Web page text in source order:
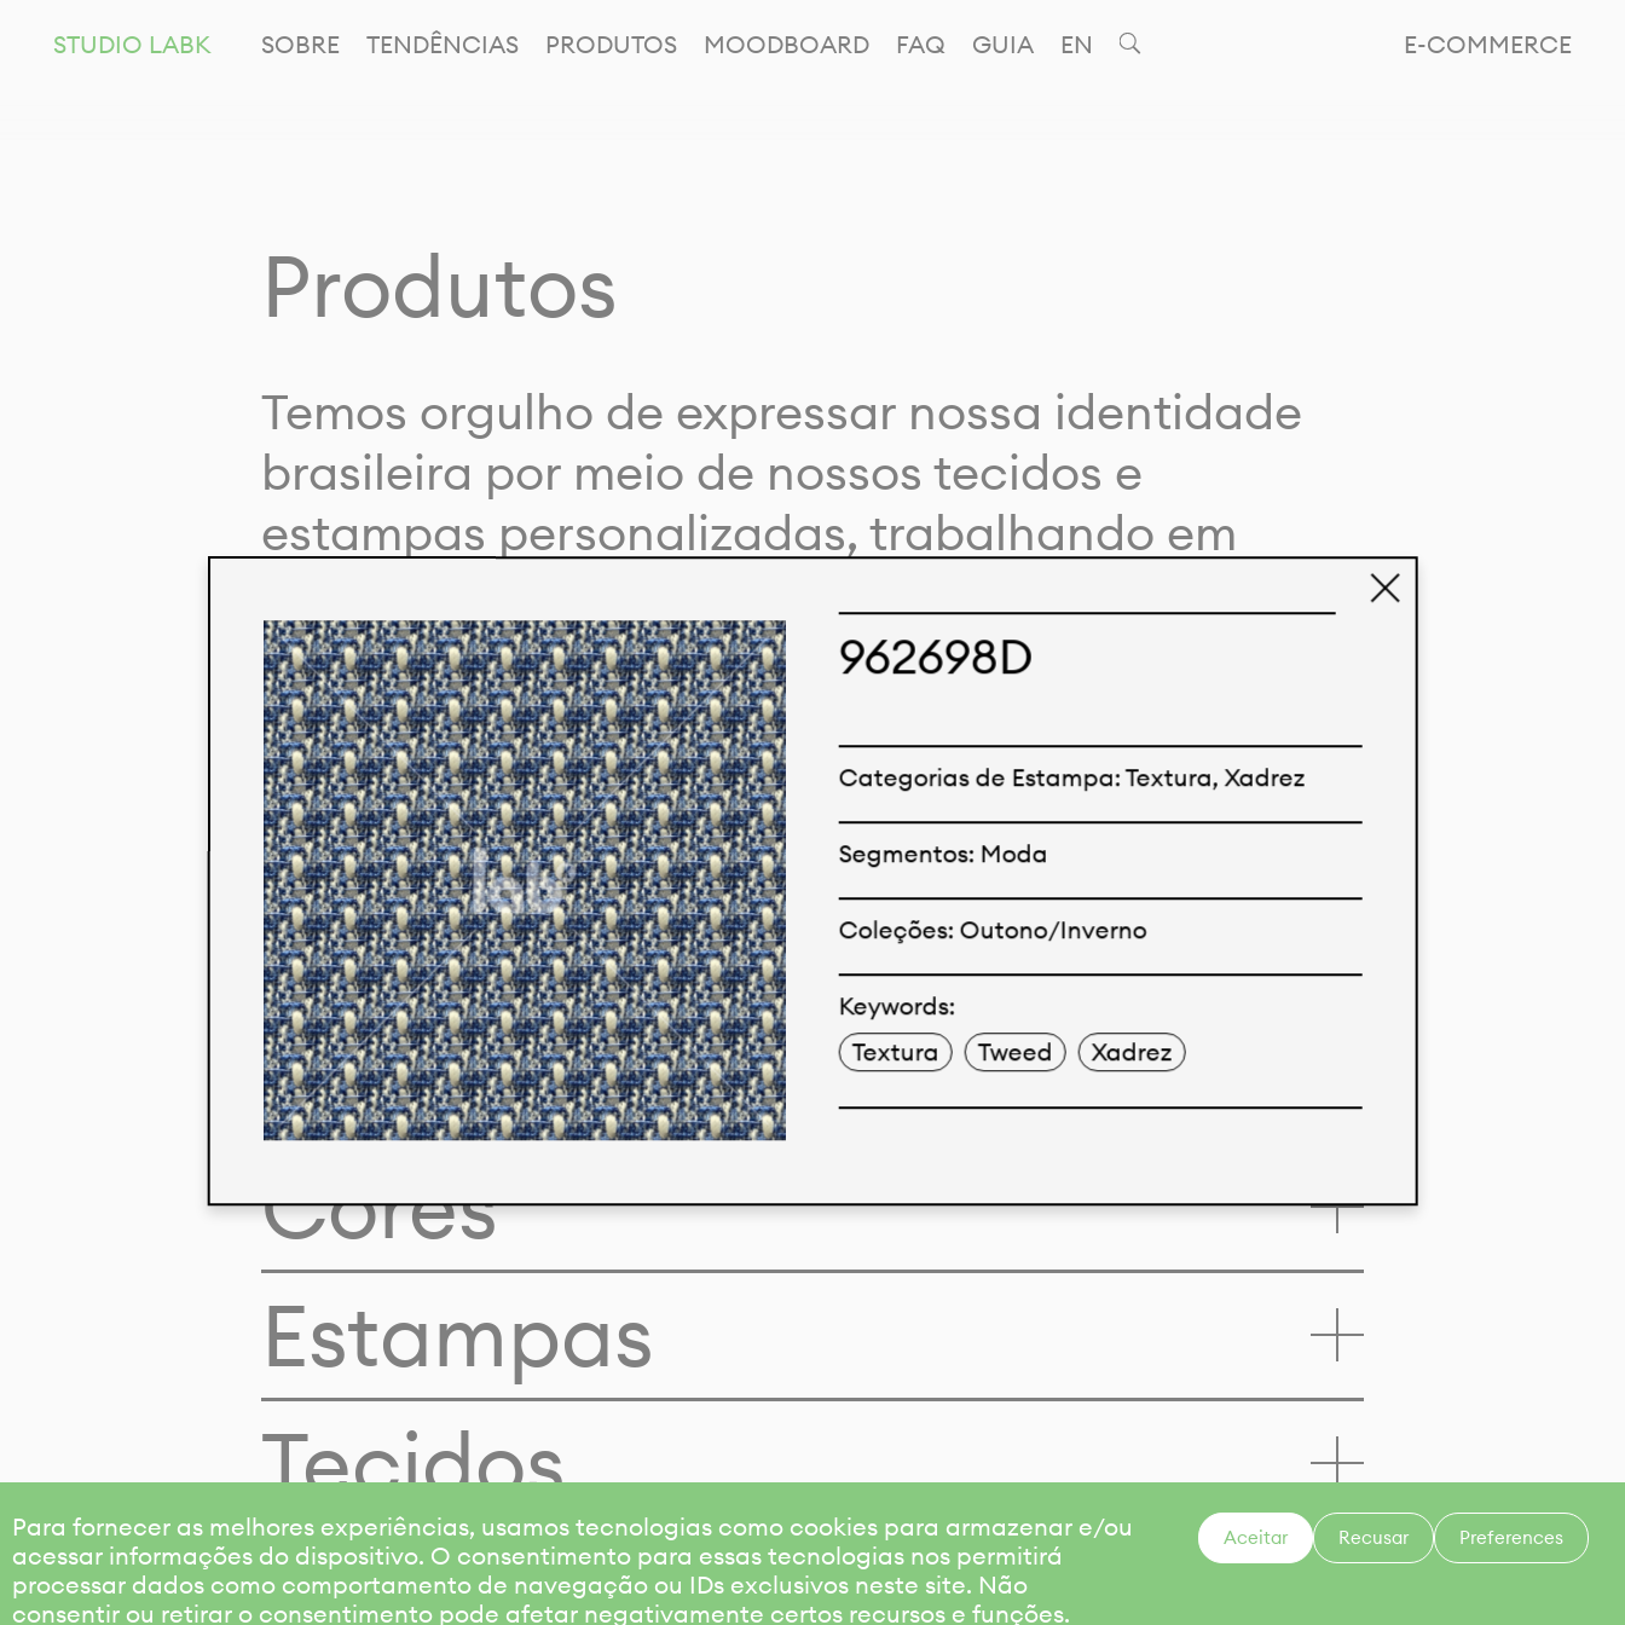
Para fornecer as melhores experiências, usamos tecnologias como cookies para armazenar e/ou
acessar informações do dispositivo. O consentimento para essas tecnologias nos permitirá
processar dados como comportamento de navegação ou IDs exclusivos neste site. Não
consentir ou retirar o consentimento pode afetar negativamente certos recursos e funções.
Aceitar Recusar Preferences
962698D
Categorias de Estampa: Textura, Xadrez
Segmentos: Moda
Coleções: Outono/Inverno
Keywords:
Textura
Tweed Xadrez
E-COMMERCE
STUDIO LABK SOBRE TENDÊNCIAS PRODUTOS MOODBOARD FAQ GUIA EN
Produtos
Temos orgulho de expressar nossa identidade
brasileira por meio de nossos tecidos e
estampas personalizadas, trabalhando em
aos seus conceitos e criações. Nossa extensa
linha de produtos tem opções para diferentes
mercados. Oferecemos também tecidos
ecológicos e tecnológicos que podem ser
acabados em qualquer cor sólida ou impressão
digital.
Cores
Estampas
Tecidos